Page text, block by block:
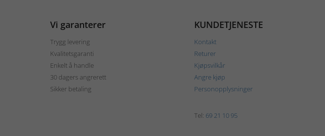
Vi garanterer
Trygg levering
Kvalitetsgaranti
Enkelt å handle
30 dagers angrerett
Sikker betaling
KUNDETJENESTE
Kontakt
Returer
Kjøpsvilkår
Angre kjøp
Personopplysninger
Tel: 69 21 10 95